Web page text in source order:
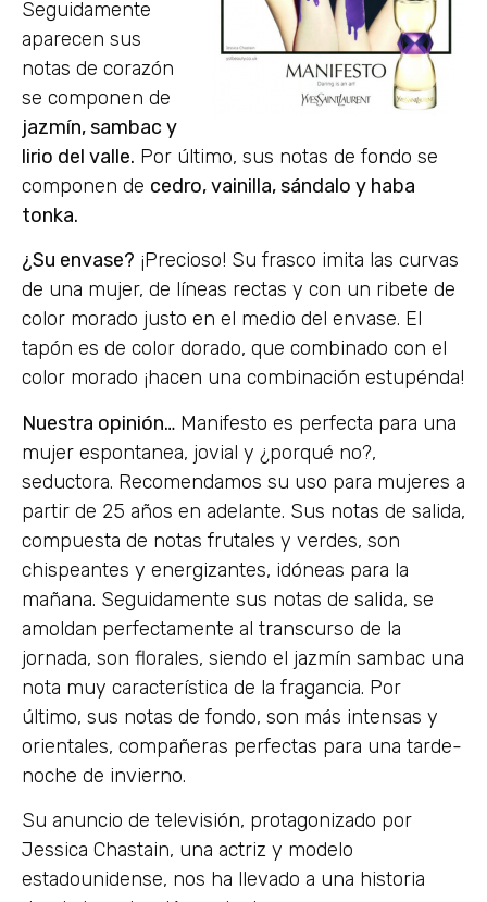
Seguidamente
aparecen sus
notas de corazón
se componen de
jazmín, sambac y
lirio del valle. Por último, sus notas de fondo se
componen de cedro, vainilla, sándalo y haba
tonka.
¿Su envase? ¡Precioso! Su frasco imita las curvas
de una mujer, de líneas rectas y con un ribete de
color morado justo en el medio del envase. El
tapón es de color dorado, que combinado con el
color morado ¡hacen una combinación estupénda!
Nuestra opinión… Manifesto es perfecta para una
mujer espontanea, jovial y ¿porqué no?,
seductora. Recomendamos su uso para mujeres a
partir de 25 años en adelante. Sus notas de salida,
compuesta de notas frutales y verdes, son
chispeantes y energizantes, idóneas para la
mañana. Seguidamente sus notas de salida, se
amoldan perfectamente al transcurso de la
jornada, son florales, siendo el jazmín sambac una
nota muy característica de la fragancia. Por
último, sus notas de fondo, son más intensas y
orientales, compañeras perfectas para una tarde-
noche de invierno.
Su anuncio de televisión, protagonizado por
Jessica Chastain, una actriz y modelo
estadounidense, nos ha llevado a una historia